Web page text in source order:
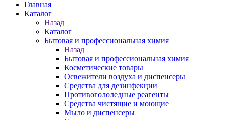
Главная
Каталог
Назад
Каталог
Бытовая и профессиональная химия
Назад
Бытовая и профессиональная химия
Косметические товары
Освежители воздуха и диспенсеры
Средства для дезинфекции
Противогололедные реагенты
Средства чистящие и моющие
Мыло и диспенсеры